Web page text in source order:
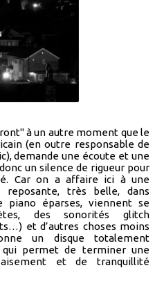
à un autre moment que le
(en outre responsable de
demande une écoute et une
un silence de rigueur pour
Car on a affaire ici à une
très belle, dans
piano éparses, viennent se
des sonorités glitch
et d’autres choses moins
un disque totalement
permet de terminer une
et de tranquillité